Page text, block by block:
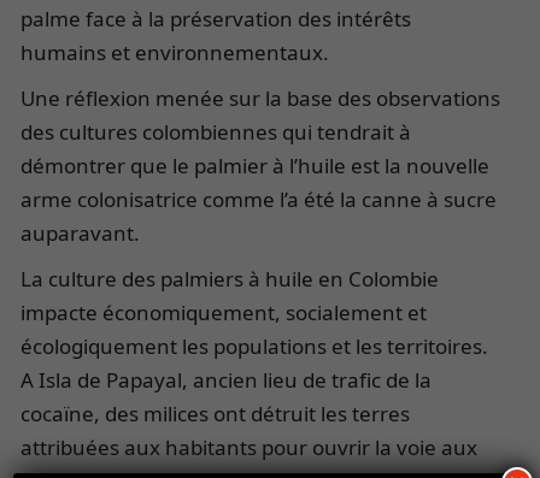
palme face à la préservation des intérêts
humains et environnementaux.
Une réflexion menée sur la base des observations
des cultures colombiennes qui tendrait à
démontrer que le palmier à l’huile est la nouvelle
arme colonisatrice comme l’a été la canne à sucre
auparavant.
La culture des palmiers à huile en Colombie
impacte économiquement, socialement et
écologiquement les populations et les territoires.
A Isla de Papayal, ancien lieu de trafic de la
cocaïne, des milices ont détruit les terres
attribuées aux habitants pour ouvrir la voie aux